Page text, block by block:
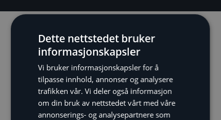
Beskrivelse
Dette nettstedet bruker
informasjonskapsler
Vi bruker informasjonskapsler for å
tilpasse innhold, annonser og analysere
trafikken vår. Vi deler også informasjon
om din bruk av nettstedet vårt med våre
annonserings- og analysepartnere som